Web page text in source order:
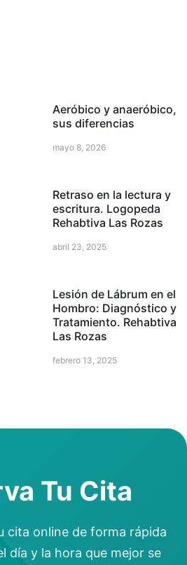
Aeróbico y anaeróbico,
sus diferencias
mayo 8, 2026
Retraso en la lectura y
escritura. Logopeda
Rehabtiva Las Rozas
abril 23, 2025
Lesión de Lábrum en el
Hombro: Diagnóstico y
Tratamiento. Rehabtiva
Las Rozas
febrero 13, 2025
Tu Cita
cita online de forma rápida
día y la hora que mejor se